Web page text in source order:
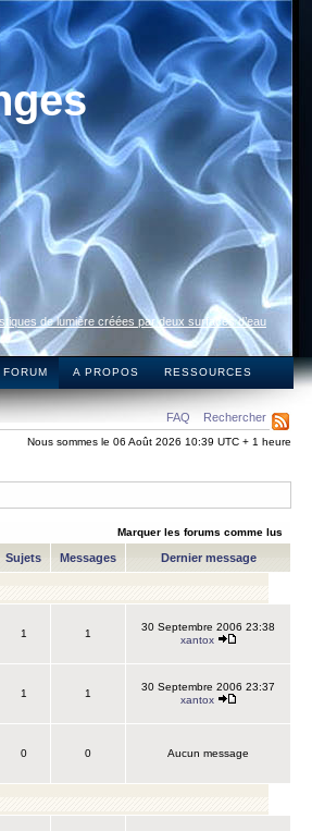
de lumière créées par deux surfaces d’eau
FORUM A PROPOS RESSOURCES
FAQ Rechercher
Nous sommes le 06 Août 2026 10:39 UTC + 1 heure
Marquer les forums comme lus
Sujets Messages Dernier message
1 1
30 Septembre 2006 23:38
xantox
1 1
30 Septembre 2006 23:37
xantox
0 0 Aucun message